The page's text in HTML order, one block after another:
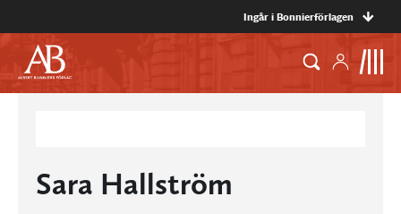
Ingår i Bonnierförlagen
Sara Hallström